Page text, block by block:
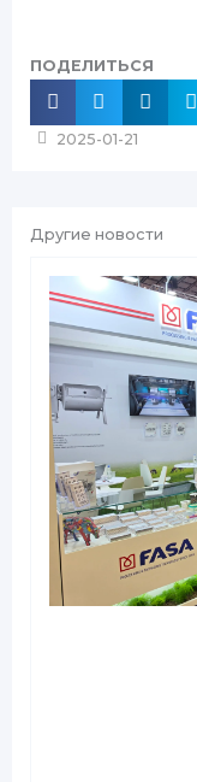
ПОДЕЛИТЬСЯ
2025-01-21
Другие новости